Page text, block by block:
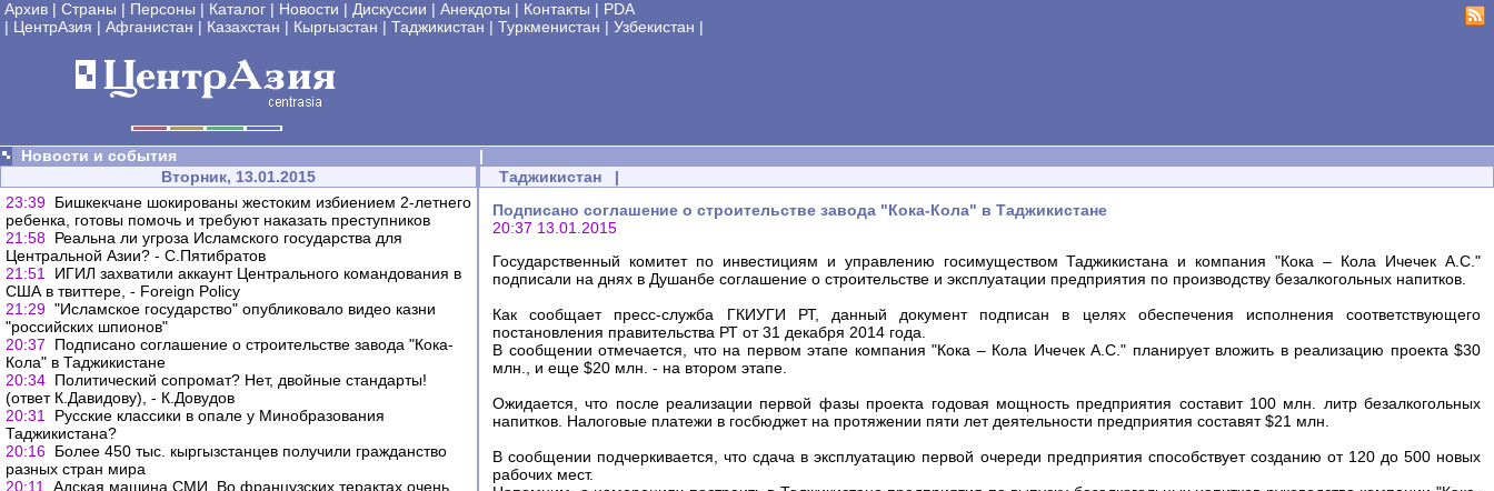
Архив | Страны | Персоны | Каталог | Новости | Дискуссии | Анекдоты | Контакты | PDA
| ЦентрАзия | Афганистан | Казахстан | Кыргызстан | Таджикистан | Туркменистан | Узбекистан |
Новости и события
|
Вторник, 13.01.2015
23:39 Бишкекчане шокированы жестоким избиением 2-летнего
ребенка, готовы помочь и требуют наказать преступников
21:58 Реальна ли угроза Исламского государства для
Центральной Азии? - С.Пятибратов
21:51
ИГИЛ захватили аккаунт Центрального командования в
США в твиттере, - Foreign Policy
21:29 "Исламское государство" опубликовало видео казни
"российских шпионов"
20:37
Подписано соглашение о строительстве завода "Кока-
Кола" в Таджикистане
20:34 Политический сопромат? Нет, двойные стандарты!
(ответ К.Давидову), - К.Довудов
20:31
Русские классики в опале у Минобразования
Таджикистана?
20:16 Более 450 тыс. кыргызстанцев получили гражданство
разных стран мира
20:11
Адская машина СМИ. Во французских терактах очень
Таджикистан |
Подписано соглашение о строительстве завода "Кока-Кола" в Таджикистане
20:37 13.01.2015
Государственный комитет по инвестициям и управлению госимуществом Таджикистана и компания "Кока – Кола Ичечек А.С."
подписали на днях в Душанбе соглашение о строительстве и эксплуатации предприятия по производству безалкогольных напитков.
Как сообщает пресс-служба ГКИУГИ РТ, данный документ подписан в целях обеспечения исполнения соответствующего
постановления правительства РТ от 31 декабря 2014 года.
В сообщении отмечается, что на первом этапе компания "Кока – Кола Ичечек А.С." планирует вложить в реализацию проекта $30
млн., и еще $20 млн. - на втором этапе.
Ожидается, что после реализации первой фазы проекта годовая мощность предприятия составит 100 млн. литр безалкогольных
напитков. Налоговые платежи в госбюджет на протяжении пяти лет деятельности предприятия составят $21 млн.
В сообщении подчеркивается, что сдача в эксплуатацию первой очереди предприятия способствует созданию от 120 до 500 новых
рабочих мест.